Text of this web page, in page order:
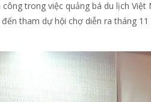
trong việc quảng bá du lịch Việt
tham dự hội chợ diễn ra tháng